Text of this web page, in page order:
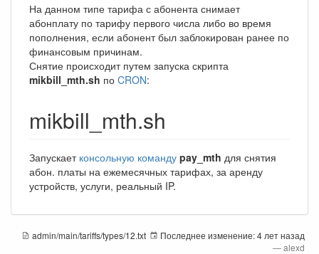
На данном типе тарифа с абонента снимает
абонплату по тарифу первого числа либо во время
пополнения, если абонент был заблокирован ранее по
финансовым причинам.
Снятие происходит путем запуска скрипта
mikbill_mth.sh по CRON:
mikbill_mth.sh
Запускает консольную команду pay_mth для снятия
абон. платы на ежемесячных тарифах, за аренду
устройств, услуги, реальный IP.
admin/main/tariffs/types/12.txt Последнее изменение:4 лет назад
—alexd